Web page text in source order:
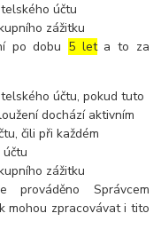
účtu
zážitku
po dobu 5 leta to za
účtu, pokud tuto
dochází aktivním
čili při každém
zážitku
prováděno Správcem
mohou zpracovávat i tito